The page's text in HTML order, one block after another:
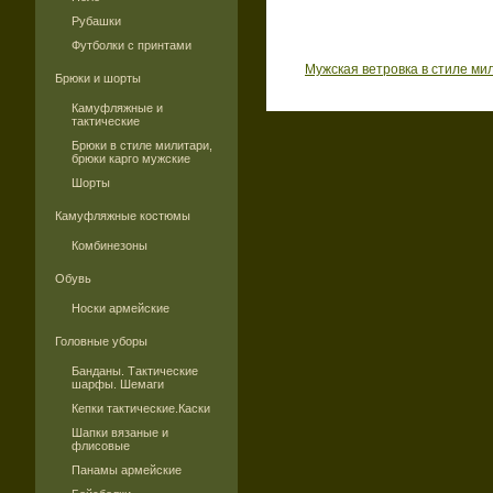
Рубашки
Футболки с принтами
Брюки и шорты
Камуфляжные и
тактические
Брюки в стиле милитари,
брюки карго мужские
Шорты
Камуфляжные костюмы
Комбинезоны
Обувь
Носки армейские
Головные уборы
Банданы. Тактические
шарфы. Шемаги
Кепки тактические.Каски
Шапки вязаные и
флисовые
Панамы армейские
Мужская ветровка в стиле